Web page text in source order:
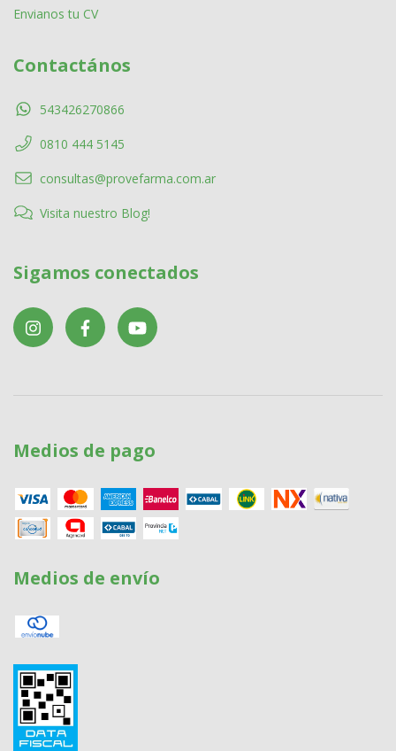
Envianos tu CV
Contactános
543426270866
0810 444 5145
consultas@provefarma.com.ar
Visita nuestro Blog!
Sigamos conectados
Medios de pago
Medios de envío